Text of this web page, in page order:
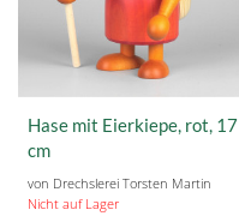
Hase mit Eierkiepe, rot, 17
cm
von Drechslerei Torsten Martin
Nicht auf Lager